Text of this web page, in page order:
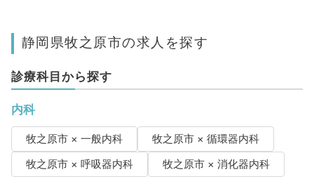
静岡県牧之原市の求人を探す
診療科目から探す
内科
牧之原市 × 一般内科
牧之原市 × 循環器内科
牧之原市 × 呼吸器内科
牧之原市 × 消化器内科